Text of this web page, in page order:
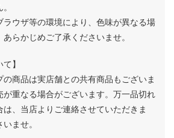
ラウザ等の環境により、色味が異なる場
らかじめご了承くださいませ。
】
商品は実店舗との共有商品もございま
重なる場合がございます。 万一品切れ
は、当店よりご連絡させていただきま
ませ。